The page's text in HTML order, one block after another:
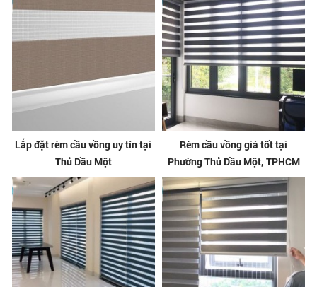
Lắp đặt rèm cầu vồng uy tín tại
Thủ Dầu Một
Rèm cầu vồng giá tốt tại
Phường Thủ Dầu Một, TPHCM